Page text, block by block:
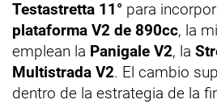
Testastretta 11° para
plataforma V2 de 890cc, la
emplean la Panigale V2, la
Multistrada V2. El cambio
dentro de la estrategia de la